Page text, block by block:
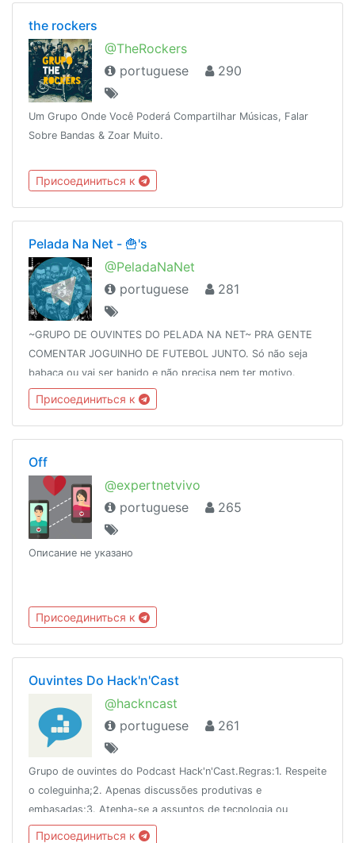
the rockers
@TheRockers
portuguese
290
Um Grupo Onde Você Poderá Compartilhar Músicas, Falar
Sobre Bandas & Zoar Muito.
Присоединиться к
Pelada Na Net - 🍟's
@PeladaNaNet
portuguese
281
~GRUPO DE OUVINTES DO PELADA NA NET~ PRA GENTE
COMENTAR JOGUINHO DE FUTEBOL JUNTO. Só não seja
babaca ou vai ser banido e não precisa nem ter motivo.
#NOIS!LINK DAORA:http://peladananet.com.br/pelada-na-
net-360-intervalo-etiqueta-para-ouvintes/
Присоединиться к
Off
@expertnetvivo
portuguese
265
Описание не указано
Присоединиться к
Ouvintes Do Hack'n'Cast
@hackncast
portuguese
261
Grupo de ouvintes do Podcast Hack'n'Cast.Regras:1. Respeite
o coleguinha;2. Apenas discussões produtivas e
embasadas;3. Atenha-se a assuntos de tecnologia ou
abordados nos episódios;4. O cantinho dá disciplina será
Присоединиться к